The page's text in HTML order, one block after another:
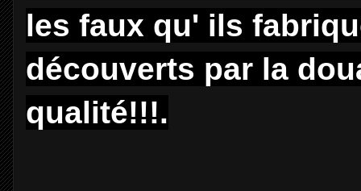
les faux qu' ils
découverts par la
qualité!!!.